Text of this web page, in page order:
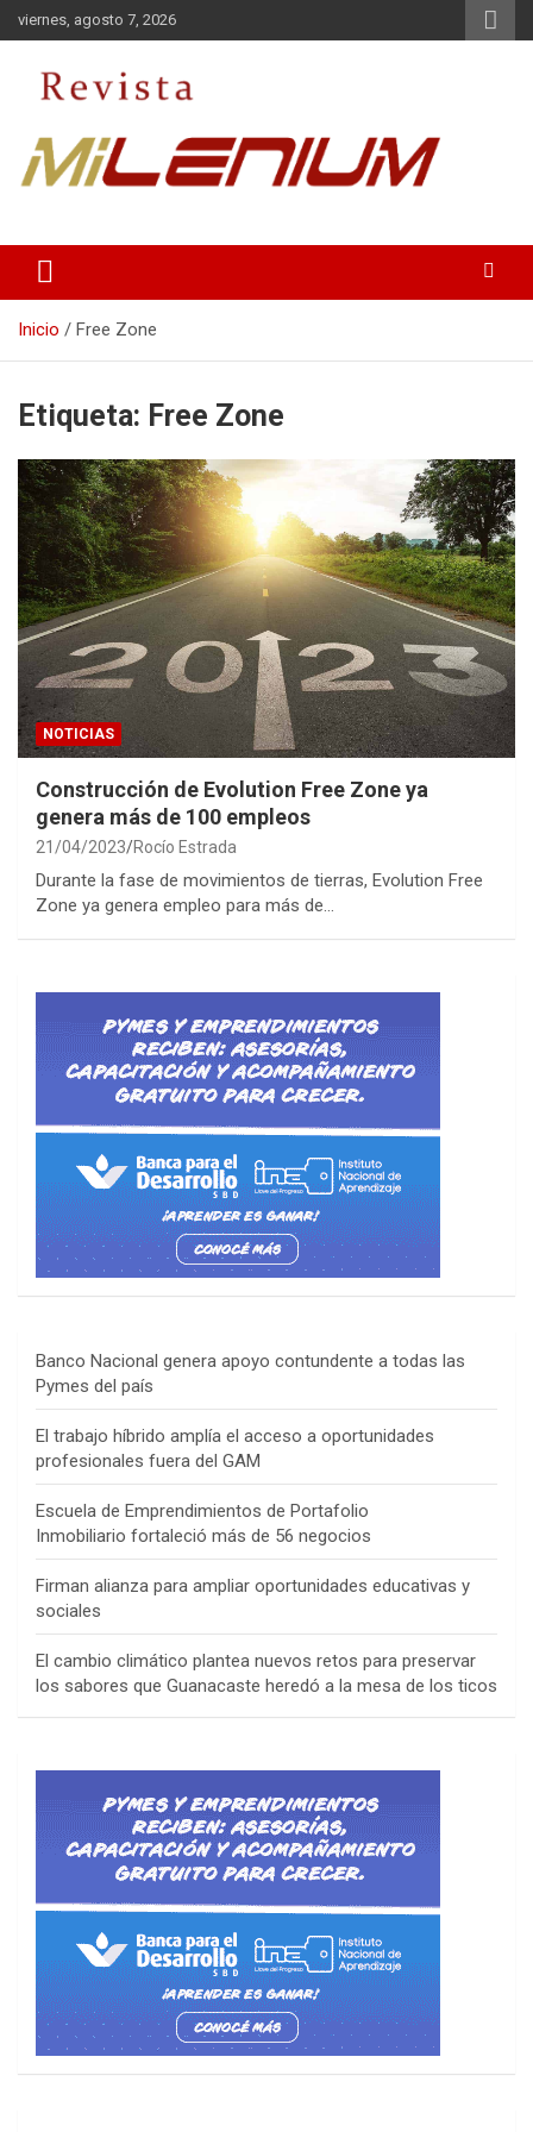
Saltar
al
viernes, agosto 7, 2026
Inicio Free Zone
Etiqueta: Free Zone
NOTICIAS
Construcción de Evolution Free Zone ya
genera más de 100 empleos
21/04/2023 Rocío Estrada
Durante la fase de movimientos de tierras, Evolution Free
Zone ya genera empleo para más de…
Banco Nacional genera apoyo contundente a todas las
Pymes del país
El trabajo híbrido amplía el acceso a oportunidades
profesionales fuera del GAM
Escuela de Emprendimientos de Portafolio
Inmobiliario fortaleció más de 56 negocios
Firman alianza para ampliar oportunidades educativas y
sociales
El cambio climático plantea nuevos retos para preservar
los sabores que Guanacaste heredó a la mesa de los ticos